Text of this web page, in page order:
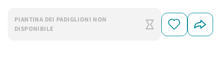
PIANTINA DEI PADIGLIONI NON
DISPONIBILE